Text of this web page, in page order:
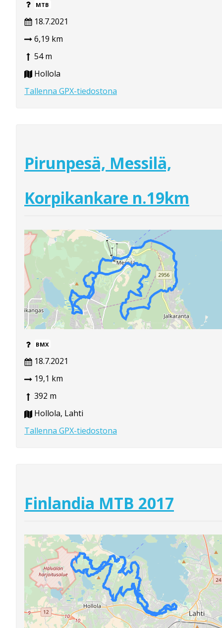
MTB
18.7.2021
6,19 km
54 m
Hollola
Tallenna GPX-tiedostona
Pirunpesä, Messilä,
Korpikankare n.19km
BMX
18.7.2021
19,1 km
392 m
Hollola, Lahti
Tallenna GPX-tiedostona
Finlandia MTB 2017